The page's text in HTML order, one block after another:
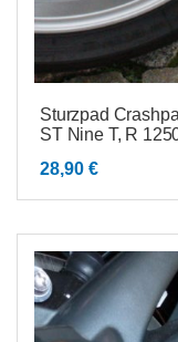
Sturzpad
ST Nine T, R
28,90 €